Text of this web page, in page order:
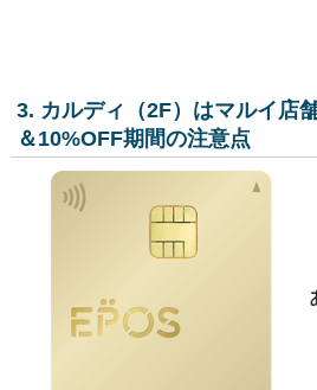
3. カルディ（2F）はマルイ店
＆10%OFF期間の注意点